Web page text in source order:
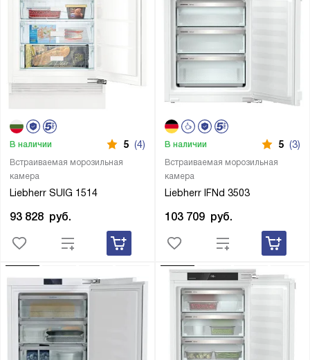
Встраиваемая морозильная
камера
Liebherr SUIG 1514
В наличии 5 (4)
93 828 руб.
Встраиваемая морозильная
камера
Liebherr IFNd 3503
В наличии 5 (3)
103 709 руб.